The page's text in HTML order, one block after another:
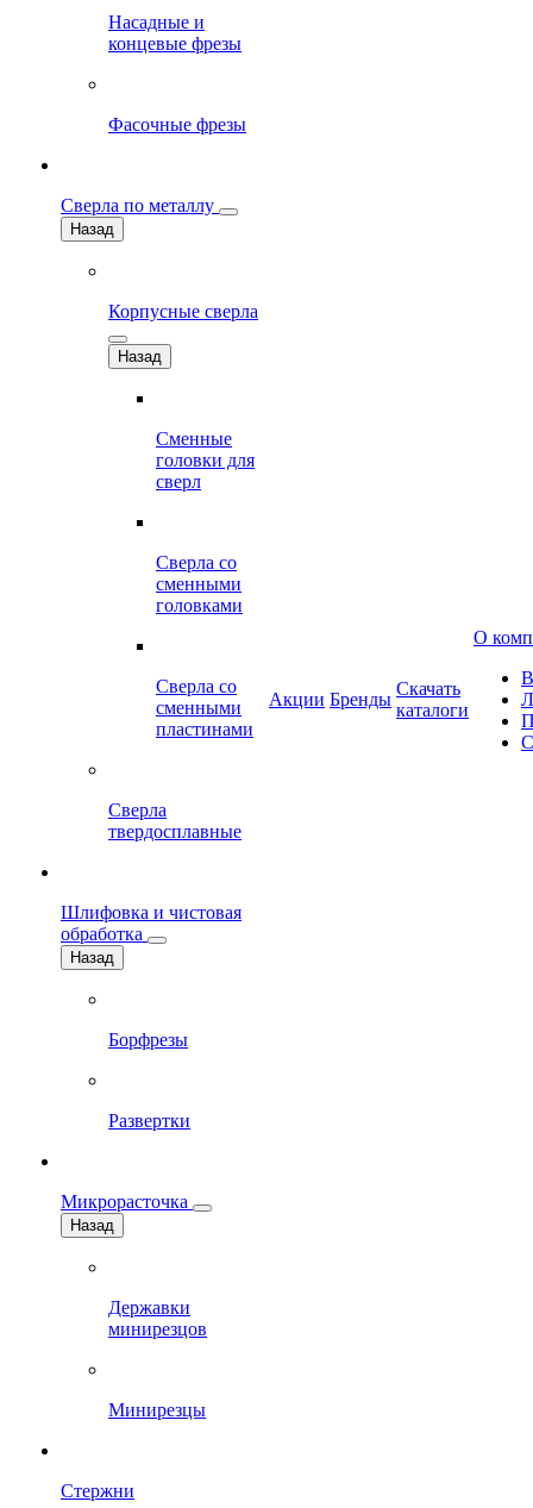
Насадные и
концевые фрезы
Фасочные фрезы
Сверла по металлу
Назад
Корпусные сверла
Назад
Сменные
головки для
сверл
Сверла со
сменными
головками
Сверла со
сменными
пластинами
Сверла
твердосплавные
Шлифовка и чистовая
обработка
Назад
Борфрезы
Развертки
Микрорасточка
Назад
Державки
минирезцов
Минирезцы
Стержни
Акции Бренды
Скачать
каталоги
О